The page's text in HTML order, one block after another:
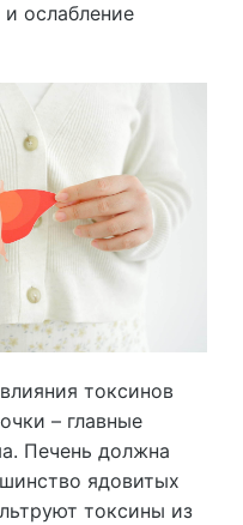
ослабление
токсинов
– главные
Печень должна
ядовитых
токсины из